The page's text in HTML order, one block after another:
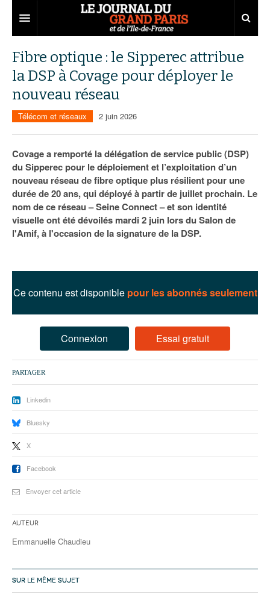
Territoires
Aménagement
Collectivités
Services urbains
Entreprises
Développement économique
Attractivité
Innovation
Transport
Départements
77
78
91
93
94
Nominations
Portraits
Agenda
Les Assises du Grand Paris
Éditions précédentes
Le podcast
Ecouter les épisodes
Fibre optique : le Sipperec attribue
la DSP à Covage pour déployer le
nouveau réseau
Télécom et réseaux 2 juin 2026
Covage a remporté la délégation de service public (DSP)
du Sipperec pour le déploiement et l’exploitation d’un
nouveau réseau de fibre optique plus résilient pour une
durée de 20 ans, qui déployé à partir de juillet prochain. Le
nom de ce réseau – Seine Connect – et son identité
visuelle ont été dévoilés mardi 2 juin lors du Salon de
l'Amif, à l'occasion de la signature de la DSP.
Ce contenu est disponible pour les abonnés seulement
Connexion Essai gratuit
PARTAGER
Linkedin
Bluesky
X
Facebook
Envoyer cet article
Auteur
Emmanuelle Chaudieu
SUR LE MÊME SUJET